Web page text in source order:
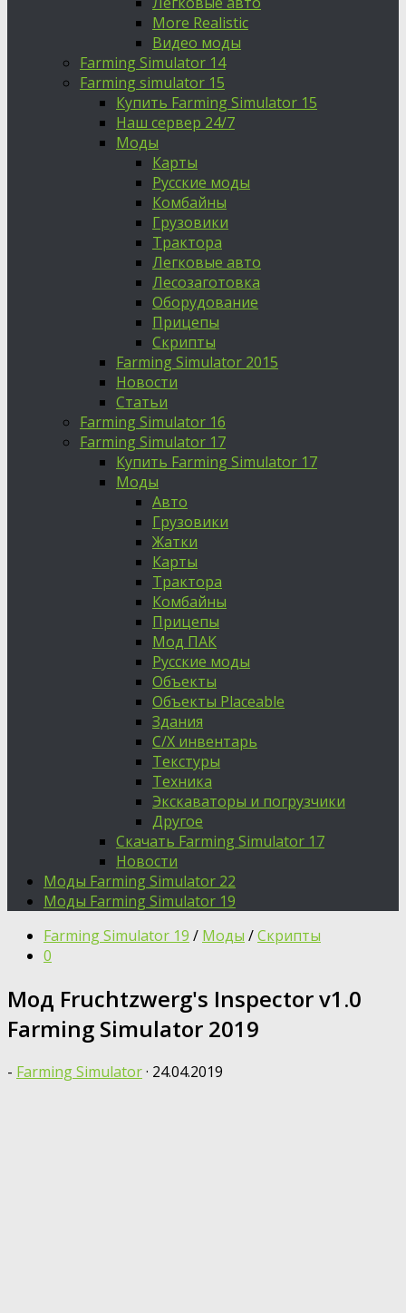
More Realistic
Видео моды
Farming Simulator 14
Farming simulator 15
Купить Farming Simulator 15
Наш сервер 24/7
Моды
Карты
Русские моды
Комбайны
Грузовики
Трактора
Легковые авто
Лесозаготовка
Оборудование
Прицепы
Скрипты
Farming Simulator 2015
Новости
Статьи
Farming Simulator 16
Farming Simulator 17
Купить Farming Simulator 17
Моды
Авто
Грузовики
Жатки
Карты
Трактора
Комбайны
Прицепы
Мод ПАК
Русские моды
Объекты
Объекты Placeable
Здания
С/Х инвентарь
Текстуры
Техника
Экскаваторы и погрузчики
Другое
Скачать Farming Simulator 17
Новости
Моды Farming Simulator 22
Моды Farming Simulator 19
Farming Simulator 19 / Моды /Скрипты
0
Мод Fruchtzwerg's Inspector v1.0
Farming Simulator 2019
- Farming Simulator· 24.04.2019